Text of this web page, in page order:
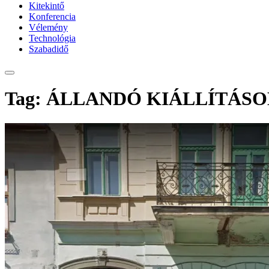
Kitekintő
Konferencia
Vélemény
Technológia
Szabadidő
Tag: ÁLLANDÓ